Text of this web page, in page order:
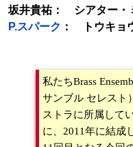
坂井貴祐： シアター・
P.スパーク ： トウキョ
私たちBrass
サンブル セレスト
ストラに所属して
に、2011年に結成